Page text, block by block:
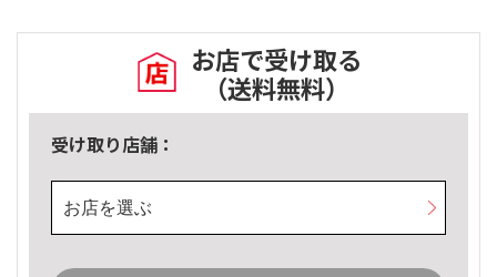
お店で受け取る
（送料無料）
受け取り店舗：
お店を選ぶ